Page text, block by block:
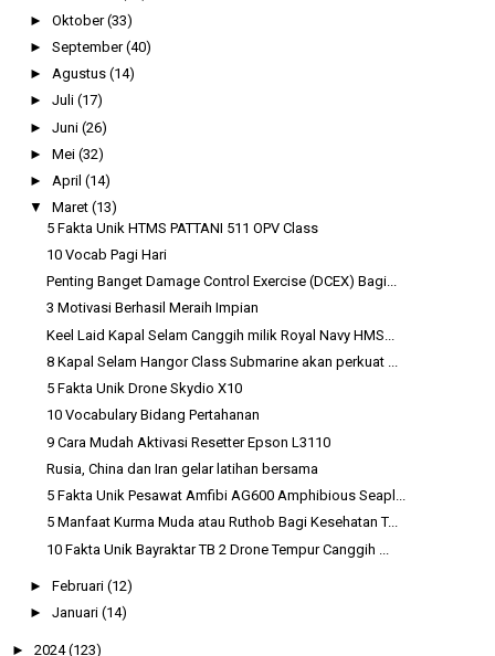
► Oktober(33)
► September(40)
► Agustus (14)
► Juli (17)
► Juni (26)
► Mei (32)
► April (14)
▼ Maret (13)
5 Fakta Unik HTMS PATTANI 511 OPV Class
10 Vocab Pagi Hari
Penting Banget Damage Control Exercise (DCEX) Bagi...
3 Motivasi Berhasil Meraih Impian
Keel Laid Kapal Selam Canggih milik Royal Navy HMS...
8 Kapal Selam Hangor Class Submarine akan perkuat ...
5 Fakta Unik Drone Skydio X10
10 Vocabulary Bidang Pertahanan
9 Cara Mudah Aktivasi Resetter Epson L3110
Rusia, China dan Iran gelar latihan bersama
5 Fakta Unik Pesawat Amfibi AG600 Amphibious Seapl...
5 Manfaat Kurma Muda atau Ruthob Bagi Kesehatan T...
10 Fakta Unik Bayraktar TB 2 Drone Tempur Canggih ...
► Februari (12)
► Januari (14)
► 2024(123)